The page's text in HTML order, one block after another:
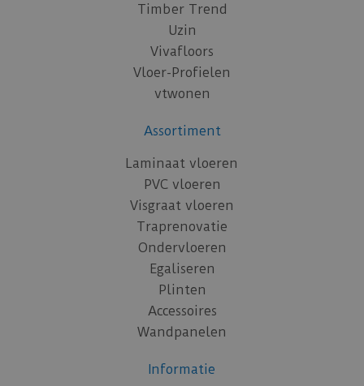
Timber Trend
Uzin
Vivafloors
Vloer-Profielen
vtwonen
Assortiment
Laminaat vloeren
PVC vloeren
Visgraat vloeren
Traprenovatie
Ondervloeren
Egaliseren
Plinten
Accessoires
Wandpanelen
Informatie